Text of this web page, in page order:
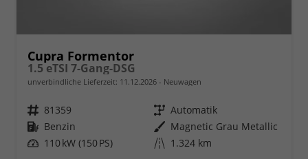
Cupra Formentor
1.5 eTSI 7-Gang-DSG
unverbindliche Lieferzeit: 11.12.2026 Neuwagen
Fahrzeugnr. 81359 Getriebe Automatik
Kraftstoff Benzin Außenfarbe Magnetic Grau Metallic
Leistung 110 kW (150 PS) Kilometerstand 1.324 km